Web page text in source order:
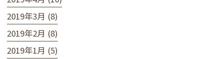
2019年3月 (8)
2019年2月 (8)
2019年1月 (5)